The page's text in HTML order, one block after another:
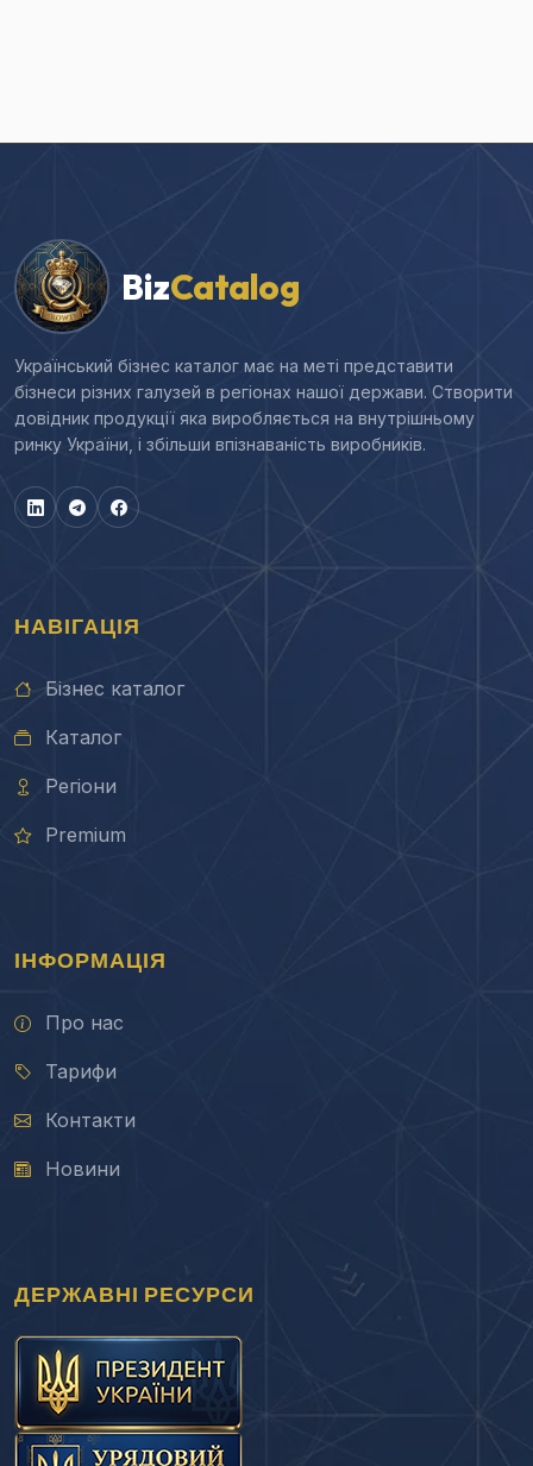
BizCatalog
Український бізнес каталог має на меті представити
бізнеси різних галузей в регіонах нашої держави. Створити
довідник продукції яка виробляється на внутрішньому
ринку України, і збільши впізнаваність виробників.
НАВІГАЦІЯ
Бізнес каталог
Каталог
Регіони
Premium
ІНФОРМАЦІЯ
Про нас
Тарифи
Контакти
Новини
ДЕРЖАВНІ РЕСУРСИ